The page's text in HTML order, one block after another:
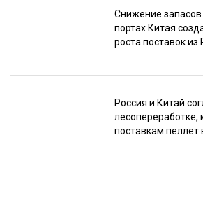
Снижение
портах Китая
роста поставок из
Россия и Китай
поставкам пеллет